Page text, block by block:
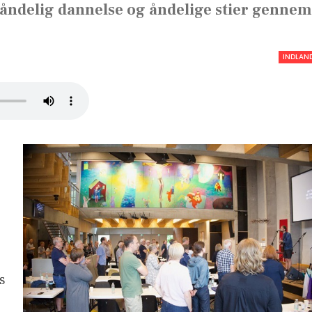
dannelse og åndelige stier gennem